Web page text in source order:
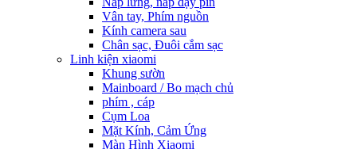
Vân tay, Phím nguồn
Kính camera sau
Chân sạc, Đuôi cắm sạc
Linh kiện xiaomi
Khung sườn
Mainboard / Bo mạch chủ
phím , cáp
Cụm Loa
Mặt Kính, Cảm Ứng
Màn Hình Xiaomi